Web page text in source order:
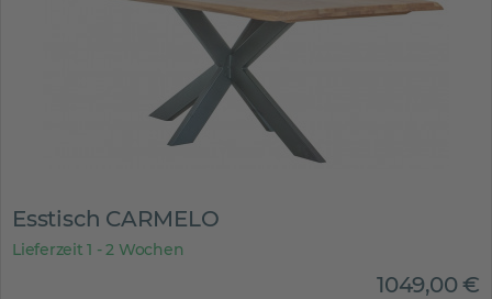
Esstisch CARMELO
Lieferzeit 1 - 2 Wochen
1049,00€